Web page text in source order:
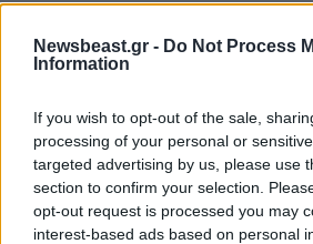
Newsbeast.gr - Do Not Process
Information
If you wish to opt-out of the sale,
processing of your personal or
targeted advertising by us, please use
section to confirm your selection.
opt-out request is processed you may
interest-based ads based on personal